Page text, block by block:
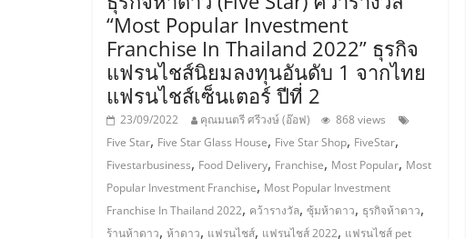
รวม
แฟ
รน
ไชส์
ขาย
“Most Popular Investment
Franchise In Thailand 2022” ธุรกิจ
แฟรนไชส์นิยมลงทุนอันดับ 1 จากไทย
แฟรนไชส์เซ็นเตอร์ ปีที่ 2
23/09/2022 คุณมนตรี ศรีวงษ์ (อ๊อฟ)
868 views
Five Star, Five Star Glass House, Five Star Shop, FiveStar,
Fivestarbusiness, Food Delivery, Franchise, Most Popular, Most
Popular Investment Franchise, Most Popular Investment
Franchise In Thailand 2022, คว้ารางวัล, ซุ้มห้าดาว, ธุรกิจห้าดาว,
ร้านห้าดาว, ห้าดาว, แฟรนไชส์, แฟรนไชส์ 2022, แฟรนไชส์ pet